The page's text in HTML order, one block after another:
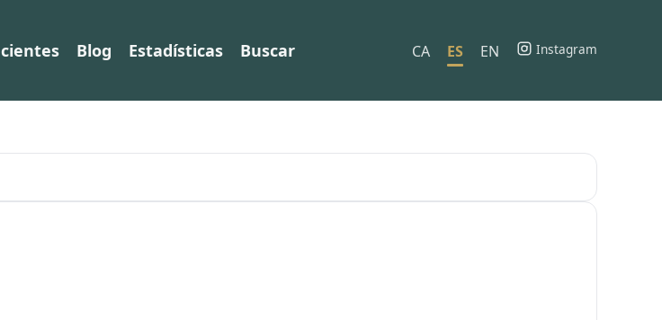
Blog Estadísticas Buscar CA ES EN Instagram